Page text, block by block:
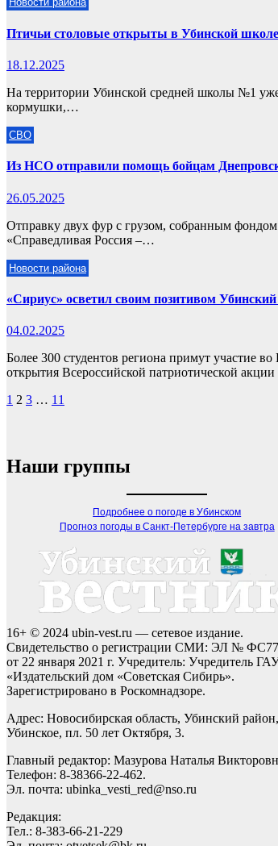
Птичьи столовые открыты в Убинской
18.12.2025
На территории Убинской средней школы №1
кормушки,…
СВО
Из НСО отправили помощь бойцам
26.05.2025
Отправку двух фур с грузом, собранным
«Справедливая Россия –…
Новости района
«Сириус» осветил своим позитивом
04.02.2025
Более 300 студентов региона примут участие
открытия Всероссийской патриотической
Пагинация
1 2 3 … 11
Наши группы
Подробнее о погоде в Убинском
Прогноз погоды в Санкт-Петербурге на завтра
16+ © 2024 ubin-vest.ru — сетевое издание.
Свидетельство о регистрации СМИ: ЭЛ №
от 22 января 2021 г. Учредитель: Учредитель
«Издательский дом «Советская Сибирь».
Зарегистрировано в Роскомнадзоре.
Адрес: Новосибирская область, Убинский
Убинское, пл. 50 лет Октября, 3.
Главный редактор: Мазурова Наталья
Телефон: 8-38366-22-462.
Эл. почта: ubinka_vesti_red@nso.ru
Редакция:
Тел.: 8-383-66-21-229